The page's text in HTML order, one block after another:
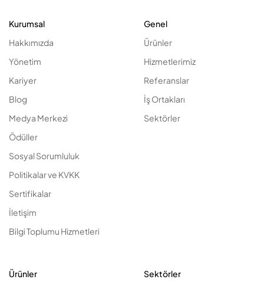
Kurumsal
Hakkımızda
Yönetim
Kariyer
Blog
Medya Merkezi
Ödüller
Sosyal Sorumluluk
Politikalar ve KVKK
Sertifikalar
İletişim
Bilgi Toplumu Hizmetleri
Genel
Ürünler
Hizmetlerimiz
Referanslar
İş Ortakları
Sektörler
Ürünler
Sektörler